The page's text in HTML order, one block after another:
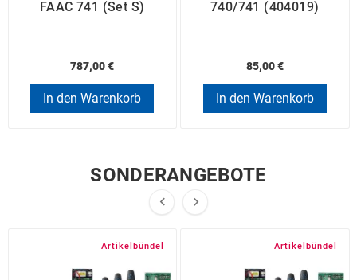
FAAC 741 (Set S)
787,00 €
In den Warenkorb
740/741 (404019)
85,00 €
In den Warenkorb
SONDERANGEBOTE
 
Artikelbündel Artikelbündel